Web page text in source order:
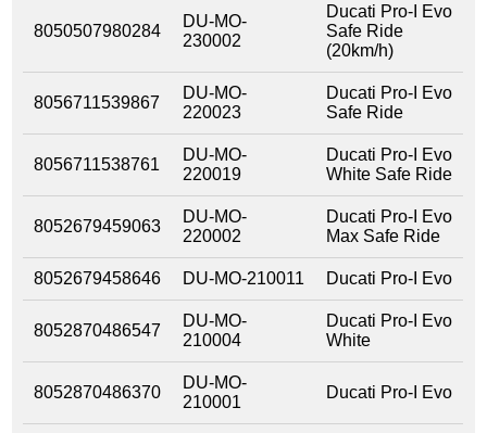
8050507980284
DU-MO-
230002
Ducati Pro-I Evo
Safe Ride
(20km/h)
8056711539867
DU-MO-
220023
Ducati Pro-I Evo
Safe Ride
8056711538761
DU-MO-
220019
Ducati Pro-I Evo
White Safe Ride
8052679459063
DU-MO-
220002
Ducati Pro-I Evo
Max Safe Ride
8052679458646 DU-MO-210011 Ducati Pro-I Evo
8052870486547
DU-MO-
210004
Ducati Pro-I Evo
White
8052870486370
DU-MO-
210001
Ducati Pro-I Evo